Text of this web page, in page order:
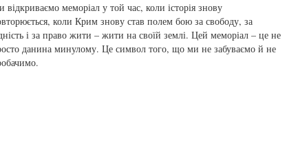
відкриваємо меморіал у той час, коли історія знову
коли Крим знову став полем бою за свободу, за
і за право жити – жити на своїй землі. Цей меморіал – це не
данина минулому. Це символ того, що ми не забуваємо й не